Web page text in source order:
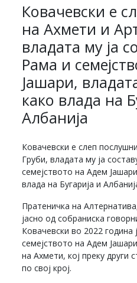
Ковачевски е
на Ахмети и
владата му ја
Рама и
Јашари,
како влада на
Албанија
Ковачевски е слеп
Груби, владата му ја
семејството на Адем
влада на Бугарија и
Пратеничка на
јасно од собраниска
Ковачевски во 2022 година
семејството на Адем
на Ахмети, кој преку други
по свој крој.